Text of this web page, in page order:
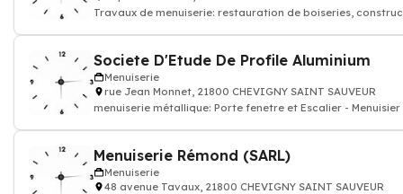
Travaux de menuiserie: restauration de boiseries,
Societe D'Etude De Profile Aluminium
Menuiserie
rue Jean Monnet, 21800 CHEVIGNY SAINT SAUVEUR
menuiserie métallique: Porte fenetre et Escalier - Menuisier
Menuiserie Rémond (SARL)
Menuiserie
48 avenue Tavaux, 21800 CHEVIGNY SAINT SAUVEUR